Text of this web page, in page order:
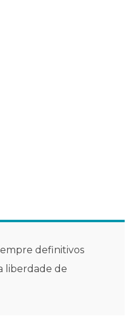
definitivos
liberdade de